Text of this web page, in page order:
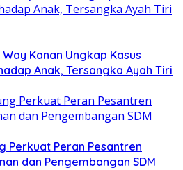
Kanan Ungkap Kasus
Anak, Tersangka Ayah Tiri
Perkuat Peran Pesantren
dan Pengembangan SDM